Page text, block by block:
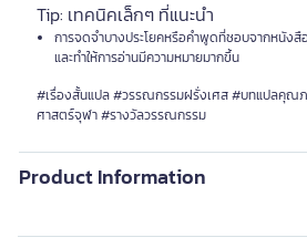
Tip: เทคนิคเล็กๆ ที่แนะนำ
การจดจำบางประโยคหรือคำพูดที่ชอบจากหนังสื
และทำให้การอ่านมีความหมายมากขึ้น
#เรื่องสั้นแปล #วรรณกรรมฝรั่งเศส #บทแปลคุ
ศาสตร์จุฬา #รางวัลวรรณกรรม
Product Information